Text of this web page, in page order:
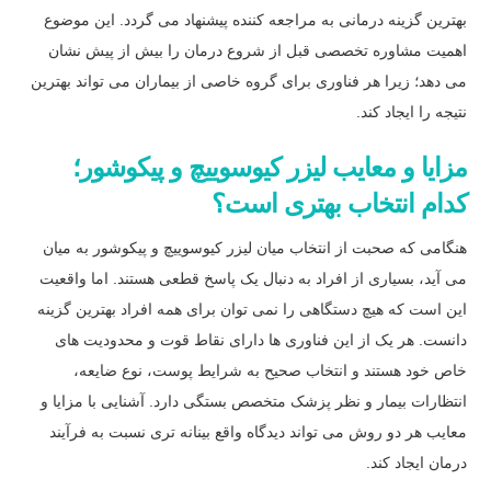
بهترین گزینه درمانی به مراجعه کننده پیشنهاد می گردد. این موضوع
اهمیت مشاوره تخصصی قبل از شروع درمان را بیش از پیش نشان
می دهد؛ زیرا هر فناوری برای گروه خاصی از بیماران می تواند بهترین
نتیجه را ایجاد کند.
مزایا و معایب لیزر کیوسوییچ و پیکوشور؛
کدام انتخاب بهتری است؟
هنگامی که صحبت از انتخاب میان لیزر کیوسوییچ و پیکوشور به میان
می آید، بسیاری از افراد به دنبال یک پاسخ قطعی هستند. اما واقعیت
این است که هیچ دستگاهی را نمی توان برای همه افراد بهترین گزینه
دانست. هر یک از این فناوری ها دارای نقاط قوت و محدودیت های
خاص خود هستند و انتخاب صحیح به شرایط پوست، نوع ضایعه،
انتظارات بیمار و نظر پزشک متخصص بستگی دارد. آشنایی با مزایا و
معایب هر دو روش می تواند دیدگاه واقع بینانه تری نسبت به فرآیند
درمان ایجاد کند.